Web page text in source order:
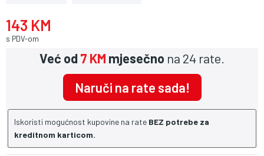
143 KM
s PDV-om
Već od7 KM mjesečno na 24 rate.
Naruči na rate sada!
Iskoristi mogućnost kupovine na rate BEZ potrebe za
kreditnom karticom.